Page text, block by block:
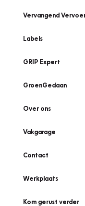
Vervangend
Labels
GRIP Expert
GroenGedaan
Over ons
Vakgarage
Contact
Werkplaats
Kom gerust verder